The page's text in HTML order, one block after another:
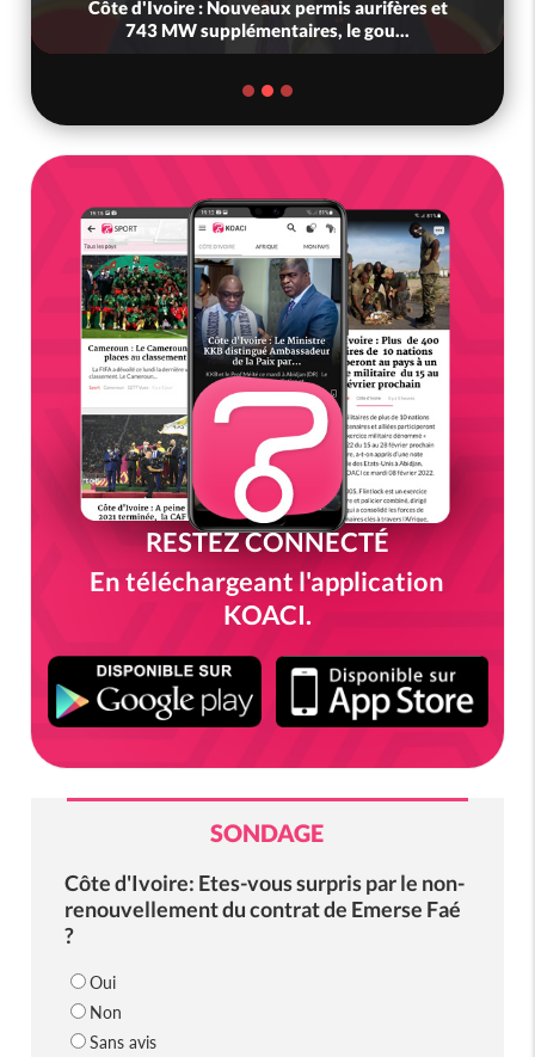
Côte d'Ivoire : Nouveaux permis aurifères et
743 MW supplémentaires, le gou...
RESTEZ CONNECTÉ
En téléchargeant l'application
KOACI.
SONDAGE
Côte d'Ivoire: Etes-vous surpris par le non-
renouvellement du contrat de Emerse Faé
?
Oui
Non
Sans avis